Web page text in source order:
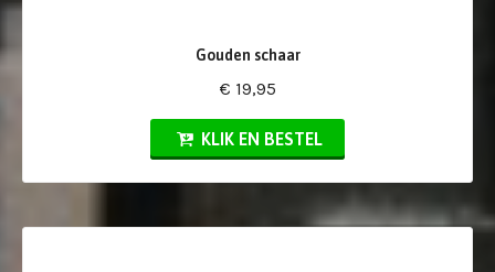
Gouden schaar
€ 19,95
KLIK EN BESTEL